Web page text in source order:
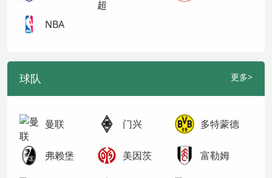
NBA
球队 更多>
曼联 门兴 多特蒙德
弗赖堡 美因茨 富勒姆